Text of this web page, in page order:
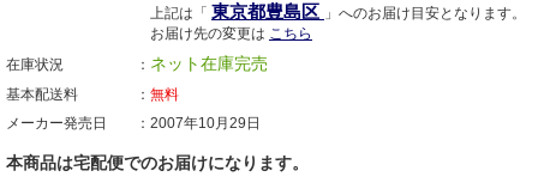
上記は「 東京都豊島区 」へのお届け目安となります。
お届け先の変更は こちら
在庫状況
ネット在庫完売
基本配送料
無料
メーカー発売日
2007年10月29日
本商品は宅配便でのお届けになります。